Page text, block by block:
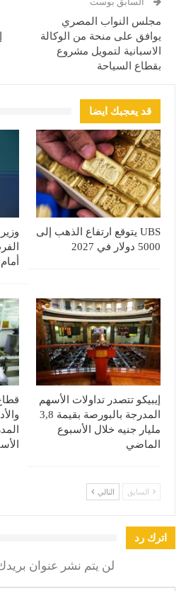
مجلس النواب المصري
يوافق على منحة من الوكالة
الاسبانية لتمويل مشروع
بقطاع السياحة
قد يعجبك ايضا
UBS يتوقع ارتفاع الذهب إلى
5000 دولار في 2027
إيبيكو تتصدر تداولات الأسهم
المدرجة بالبورصة بقيمة 3,8
مليار جنيه خلال الأسبوع
الماضي
السابق التالي
اترك رد
لن يتم نشر عنوان